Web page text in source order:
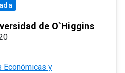
de O`Higgins
Económicas y